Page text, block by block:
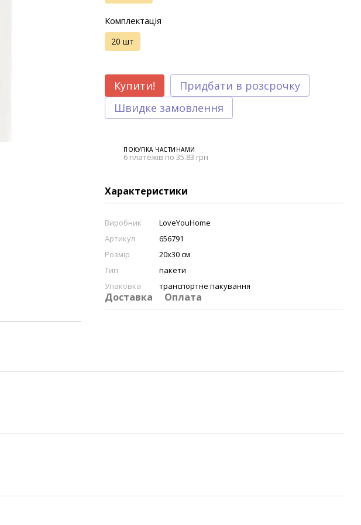
Комплектація
20 шт
Купити!
Придбати в розсрочку
Швидке замовлення
ПОКУПКА ЧАСТИНАМИ
6 платежів по 35.83 грн
Характеристики
Виробник
LoveYouHome
Артикул
656791
Розмір
20х30 см
Тип
пакети
Упаковка
транспортне пакування
Доставка Оплата